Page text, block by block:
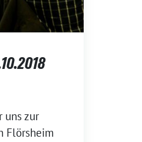
uns zur
Flörsheim